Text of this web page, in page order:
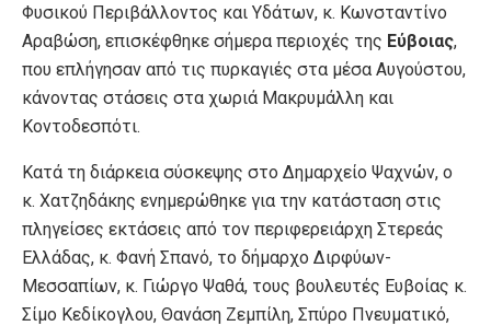
Φυσικού Περιβάλλοντος και Υδάτων, κ. Κωνσταντίνο
Αραβώση, επισκέφθηκε σήμερα περιοχές της Εύβοιας,
που επλήγησαν από τις πυρκαγιές στα μέσα Αυγούστου,
κάνοντας στάσεις στα χωριά Μακρυμάλλη και
Κοντοδεσπότι.
Κατά τη διάρκεια σύσκεψης στο Δημαρχείο Ψαχνών, ο
κ. Χατζηδάκης ενημερώθηκε για την κατάσταση στις
πληγείσες εκτάσεις από τον περιφερειάρχη Στερεάς
Ελλάδας, κ. Φανή Σπανό, το δήμαρχο Διρφύων-
Μεσσαπίων, κ. Γιώργο Ψαθά, τους βουλευτές Ευβοίας κ.
Σίμο Κεδίκογλου, Θανάση Ζεμπίλη, Σπύρο Πνευματικό,